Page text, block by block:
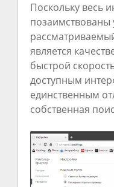
Поскольку весь
позаимствованы
является
быстрой
доступным
единственным
собственная